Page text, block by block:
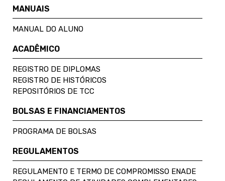
MANUAIS
MANUAL DO ALUNO
ACADÊMICO
REGISTRO DE DIPLOMAS
REGISTRO DE HISTÓRICOS
REPOSITÓRIOS DE TCC
BOLSAS E FINANCIAMENTOS
PROGRAMA DE BOLSAS
REGULAMENTOS
REGULAMENTO E TERMO DE COMPROMISSO ENADE